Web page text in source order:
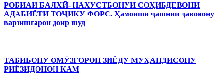
РОБИАИ БАЛХӢ- НАХУСТБОНУИ СОҲИБДЕВОНИ
АДАБИЁТИ ТОҶИКУ ФОРС. Ҳамоиши ҷашнии ҷавонону
варзишгарон доир шуд
ТАБИБОНУ ОМӮЗГОРОН ЗИЁДУ МУҲАНДИСОНУ
РИЁЗИДОНОН КАМ